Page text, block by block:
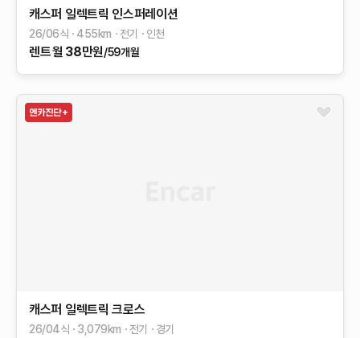
캐스퍼 일렉트릭 인스퍼레이션
26/06식 455km 전기 인천
렌트월 38만원/59개월
캐스퍼 일렉트릭 크로스
26/04식 3,079km 전기 경기